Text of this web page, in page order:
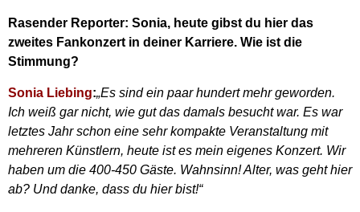
Rasender Reporter: Sonia, heute gibst du hier das
zweites Fankonzert in deiner Karriere. Wie ist die
Stimmung?
Sonia Liebing:„Es sind ein paar hundert mehr geworden.
Ich weiß gar nicht, wie gut das damals besucht war. Es war
letztes Jahr schon eine sehr kompakte Veranstaltung mit
mehreren Künstlern, heute ist es mein eigenes Konzert. Wir
haben um die 400-450 Gäste. Wahnsinn! Alter, was geht hier
ab? Und danke, dass du hier bist!“